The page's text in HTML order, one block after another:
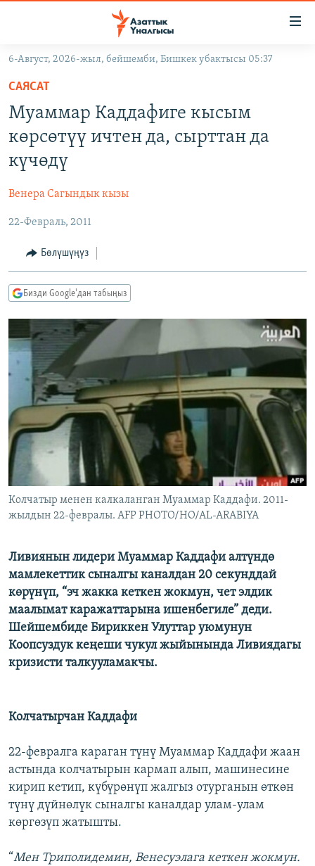
Навигацияга
өтүңүз
Издөөгө
салыңызКЫРГЫЗСТАН
МАДАНИЯТ
ДҮЙНӨ
УКРАИНА
ТВ ПРОГРАММАЛАР
БҮГҮН АЗАТТЫКТА
ЭКСПЕРТТЕР ТАЛДАЙТ
ДАНИСТЕ
ЭЖЕ-СИҢДИЛЕР
АЗАТТЫК+
ЫҢГАЙСЫЗ СУРООЛОР
ПОДКАСТ
ӨЗГӨЧӨ ПИКИР
Русский
ОНЛАЙН ШЕРИНЕ
ЭЕ/АРнун бардык сайттары
6-Август, 2026-жыл, бейшемби, Бишкек убактысы 05:37
САЯСАТ
Муаммар Каддафиге кысым
көрсөтүү ичтен да, сырттан да
күчөдү
Венера Сагындык кызы
22-Февраль, 2011
Бөлүшүңүз
Бизди Google'дан табыңыз
Колчатыр менен калкаланган Муаммар Каддафи. 2011-
жылдын 22-февралы. AFP PHOTO/HO/AL-ARABIYA
Ливиянын лидери Муаммар Каддафи алтүндө
мамлекеттик сыналгы каналдан 20 секунддай
көрүнүп, “эч жакка кеткен жокмун, чет элдик
маалымат каражаттарына ишенбегиле” деди.
Шейшембиде Бириккен Улуттар уюмунун
Коопсуздук кеңеши чукул жыйынында Ливиядагы
кризисти талкууламакчы.
Колчатырчан Каддафи
22-февралга караган түнү Муаммар Каддафи жаан
астында колчатырын кармап алып, машинесине
кирип кетип, күбүрөнүп жалгыз отурганын өткөн
түнү дүйнөлүк сыналгы каналдар улам-улам
көргөзүп жатышты.
“Мен Триполидемин, Венесуэлага кеткен жокмун.